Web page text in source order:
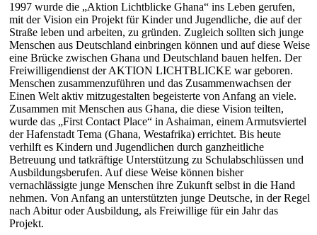
1997 wurde die „Aktion Lichtblicke Ghana“ ins Leben gerufen,
mit der Vision ein Projekt für Kinder und Jugendliche, die auf der
Straße leben und arbeiten, zu gründen. Zugleich sollten sich junge
Menschen aus Deutschland einbringen können und auf diese Weise
eine Brücke zwischen Ghana und Deutschland bauen helfen. Der
Freiwilligendienst der AKTION LICHTBLICKE war geboren.
Menschen zusammenzuführen und das Zusammenwachsen der
Einen Welt aktiv mitzugestalten begeisterte von Anfang an viele.
Zusammen mit Menschen aus Ghana, die diese Vision teilten,
wurde das „First Contact Place“ in Ashaiman, einem Armutsviertel
der Hafenstadt Tema (Ghana, Westafrika) errichtet. Bis heute
verhilft es Kindern und Jugendlichen durch ganzheitliche
Betreuung und tatkräftige Unterstützung zu Schulabschlüssen und
Ausbildungsberufen. Auf diese Weise können bisher
vernachlässigte junge Menschen ihre Zukunft selbst in die Hand
nehmen. Von Anfang an unterstützten junge Deutsche, in der Regel
nach Abitur oder Ausbildung, als Freiwillige für ein Jahr das
Projekt.